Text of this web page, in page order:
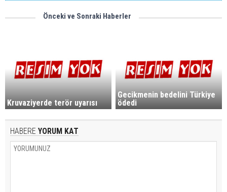
Önceki ve Sonraki Haberler
Kruvaziyerde terör uyarısı
Gecikmenin bedelini Türkiye
ödedi
HABERE YORUM KAT